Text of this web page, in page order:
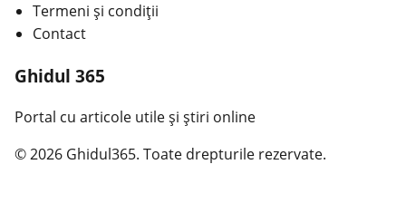
Termeni și condiții
Contact
Ghidul 365
Portal cu articole utile și știri online
© 2026 Ghidul365. Toate drepturile rezervate.